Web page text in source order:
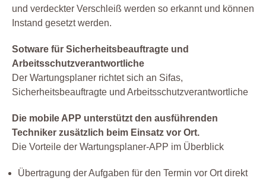
und verdeckter Verschleiß werden so erkannt und können
Instand gesetzt werden.
Sotware für Sicherheitsbeauftragte und
Arbeitsschutzverantwortliche
Der Wartungsplaner richtet sich an Sifas,
Sicherheitsbeauftragte und Arbeitsschutzverantwortliche
Die mobile APP unterstützt den ausführenden
Techniker zusätzlich beim Einsatz vor Ort.
Die Vorteile der Wartungsplaner-APP im Überblick
Übertragung der Aufgaben für den Termin vor Ort direkt